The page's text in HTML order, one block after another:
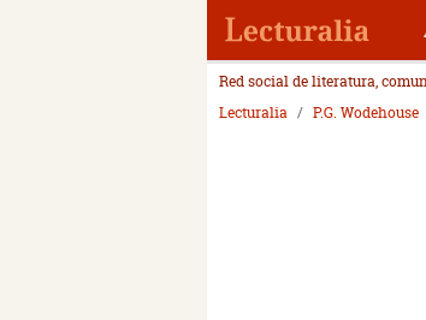
Red social de literatura,
Lecturalia
P.G. Wodehouse